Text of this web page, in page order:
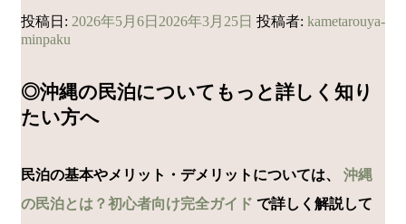
投稿日: 2026年5月6日 2026年3月25日 投稿者: kametarouya-
minpaku
◎沖縄の民泊についてもっと詳しく知り
たい方へ
民泊の基本やメリット・デメリットについては、 沖縄
の民泊とは？初心者向け完全ガイド で詳しく解説して